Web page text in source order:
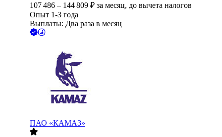
107 486 – 144 809 ₽ за месяц, до вычета налогов
Опыт 1-3 года
Выплаты: Два раза в месяц
ПАО «КАМАЗ»